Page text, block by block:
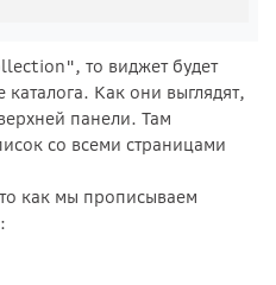
то виджет будет
каталога. Как они выглядят,
панели. Там
со всеми страницами
как мы прописываем